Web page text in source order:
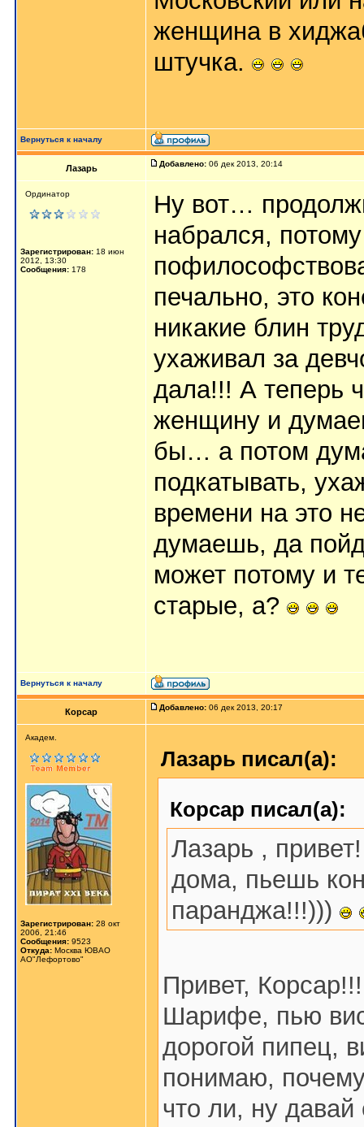
женщина в
штучка.
Вернуться к началу
Лазарь Добавлено: 06 дек 2013, 20:14
Ординатор
Зарегистрирован: 18 июн
2012, 13:30
Сообщения: 178
Ну вот…
набрался,
печально, это
никакие блин
ухаживал за
дала!!! А теперь
женщину и
бы… а потом
подкатывать,
времени на это
думаешь, да
может потому и
старые, а?
Вернуться к началу
Корсар Добавлено: 06 дек 2013, 20:17
Aкaдeм.
Зарегистрирован: 28 окт
2006, 21:46
Сообщения: 9523
Откуда: Москва ЮВАО
АО"Лефортово"
Лазарь писал(а):
Корсар писал(а):
Лазарь ,
дома, пьешь
паранджа!!!)))
Привет,
Шарифе, пью
дорогой пипец,
понимаю,
что ли, ну